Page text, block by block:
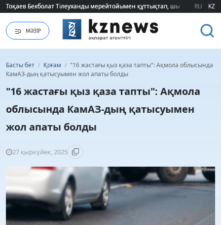
Тоқаев Бекболат Тілеуханды мерейтойымен құттықтап, шығармашылық
Тоқаев Бекболат Тілеуханды мерейтойымен құттықтап, шығармашылық
RU KZ
МӘЗІР
Басты бет / Қоғам / "16 жастағы қыз қаза тапты": Ақмола облысында
КамАЗ-дың қатысуымен жол апаты болды
"16 жастағы қыз қаза тапты": Ақмола
облысында КамАЗ-дың қатысуымен
жол апаты болды
27 қыркүйек, 2025